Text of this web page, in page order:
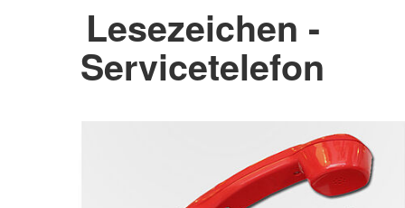
Lesezeichen -
Servicetelefon